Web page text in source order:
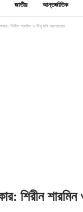
জাতীয় আন্তর্জাতিক
শিরীন শারমিন ও দীপু মনি আলোচনায়
শিরীন